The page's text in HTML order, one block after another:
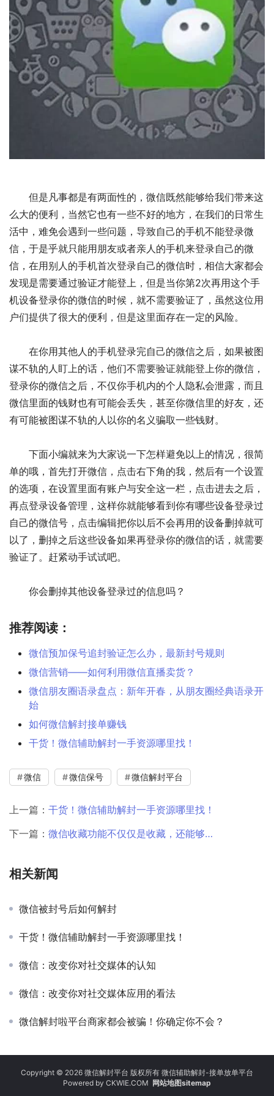
但是凡事都是有两面性的，微信既然能够给我们带来这
么大的便利，当然它也有一些不好的地方，在我们的日常生
活中，难免会遇到一些问题，导致自己的手机不能登录微
信，于是乎就只能用朋友或者亲人的手机来登录自己的微
信，在用别人的手机首次登录自己的微信时，相信大家都会
发现是需要通过验证才能登上，但是当你第2次再用这个手
机设备登录你的微信的时候，就不需要验证了，虽然这位用
户们提供了很大的便利，但是这里面存在一定的风险。
在你用其他人的手机登录完自己的微信之后，如果被图
谋不轨的人盯上的话，他们不需要验证就能登上你的微信，
登录你的微信之后，不仅你手机内的个人隐私会泄露，而且
微信里面的钱财也有可能会丢失，甚至你微信里的好友，还
有可能被图谋不轨的人以你的名义骗取一些钱财。
下面小编就来为大家说一下怎样避免以上的情况，很简
单的哦，首先打开微信，点击右下角的我，然后有一个设置
的选项，在设置里面有账户与安全这一栏，点击进去之后，
再点登录设备管理，这样你就能够看到你有哪些设备登录过
自己的微信号，点击编辑把你以后不会再用的设备删掉就可
以了，删掉之后这些设备如果再登录你的微信的话，就需要
验证了。赶紧动手试试吧。
你会删掉其他设备登录过的信息吗？
推荐阅读：
微信预加保号追封验证怎么办，最新封号规则
微信营销——如何利用微信直播卖货？
微信朋友圈语录盘点：新年开春，从朋友圈经典语录开
始
如何微信解封接单赚钱
干货！微信辅助解封一手资源哪里找！
微信 微信保号 微信解封平台
上一篇： 干货！微信辅助解封一手资源哪里找！
下一篇： 微信收藏功能不仅仅是收藏，还能够…
相关新闻
微信被封号后如何解封
干货！微信辅助解封一手资源哪里找！
微信：改变你对社交媒体的认知
微信：改变你对社交媒体应用的看法
微信解封啦平台商家都会被骗！你确定你不会？
Copyright © 2026 微信解封平台 版权所有 微信辅助解封-接单放单平台
Powered by CKWIE.COM 网站地图sitemap